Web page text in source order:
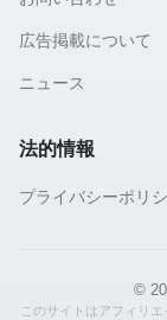
広告掲載について
ニュース
法的情報
プライバシーポリ
©
このサイトはアフィリ